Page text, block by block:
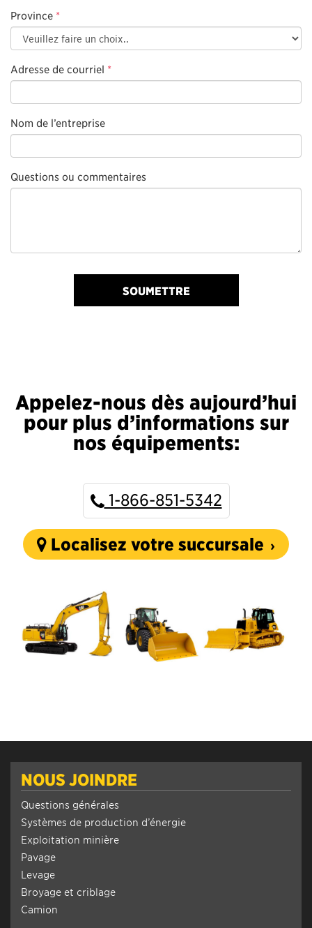
Province *
Adresse de courriel *
Nom de l’entreprise
Questions ou commentaires
SOUMETTRE
Appelez-nous dès aujourd’hui
pour plus d’informations sur
nos équipements:
1-866-851-5342
Localisez votre succursale
NOUS JOINDRE
Questions générales
Systèmes de production d’énergie
Exploitation minière
Pavage
Levage
Broyage et criblage
Camion